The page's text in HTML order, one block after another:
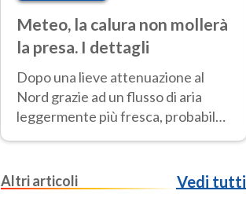
Meteo, la calura non mollerà
la presa. I dettagli
Dopo una lieve attenuazione al
Nord grazie ad un flusso di aria
leggermente più fresca, probabile
nuovo rinforzo dell’anticiclone
Altri articoli
Vedi tutti